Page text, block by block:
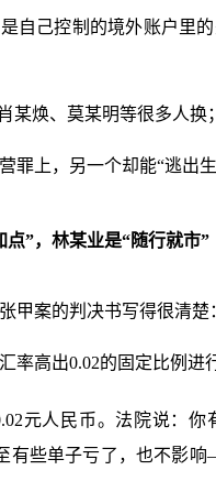
自己控制的境外账户里
某焕、莫某明等很多人
罪上，另一个却能“逃出
”，林某业是“随行就市”
甲案的判决书写得很清楚
率高出0.02的固定比例进
元人民币。法院说：
有些单子亏了，也不影